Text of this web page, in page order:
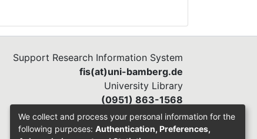
Support Research Information System
fis(at)uni-bamberg.de
University Library
(0951) 863-1568
We collect and process your personal information for the
following purposes: Authentication, Preferences,